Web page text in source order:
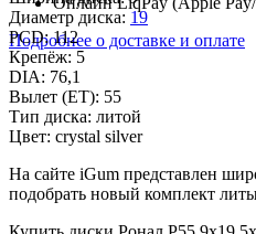
Подробнее о доставке и оплате
Диаметр диска: 19
PCD:112
Крепёж: 5
DIA: 76,1
Вылет (ET): 55
Тип диска: литой
Цвет: crystal silver
На сайте iGum представлен
подобрать новый комплект